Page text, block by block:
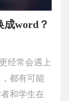
成word？
经常会遇上
都有可能
和学生在